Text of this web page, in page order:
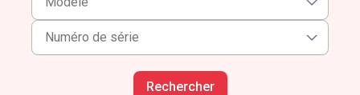
Rechercher